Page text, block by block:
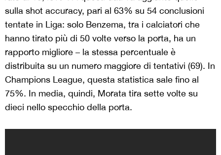
sulla shot accuracy, pari al 63% su 54 conclusioni
tentate in Liga: solo Benzema, tra i calciatori che
hanno tirato più di 50 volte verso la porta, ha un
rapporto migliore – la stessa percentuale è
distribuita su un numero maggiore di tentativi (69). In
Champions League, questa statistica sale fino al
75%. In media, quindi, Morata tira sette volte su
dieci nello specchio della porta.